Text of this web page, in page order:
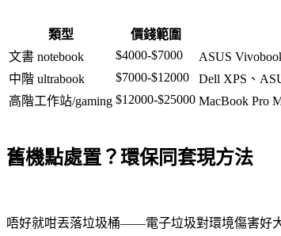
類型 價錢範圍
文書 notebook
$4000-$7000
ASUS
中階 ultrabook
$7000-$12000
Dell XPS、
高階工作站/gaming $12000-$25000 MacBook Pro
舊機點處置？環保同套現方法
唔好就咁丟落垃圾桶——電子垃圾對環境傷害好